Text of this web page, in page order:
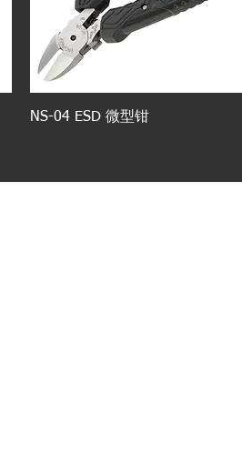
NS-04 ESD 微型钳